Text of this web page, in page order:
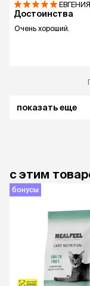
ЕВГЕНИЯ
Достоинства
Очень хороший.
показать еще
с этим
бонусы